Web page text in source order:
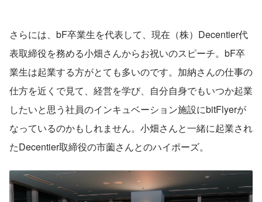
さらには、bF卒業生を代表して、現在（株）Decentier代
表取締役を務める小畑さんからお祝いのスピーチ。bF卒
業生は起業する方がとても多いのです。加納さんの仕事の
仕方を近くで見て、経営を学び、自分自身でもいつか起業
したいと思う社員のインキュベーション施設にbitFlyerが
なっているのかもしれません。小畑さんと一緒に起業され
たDecentier取締役の市薗さんとのハイポーズ。